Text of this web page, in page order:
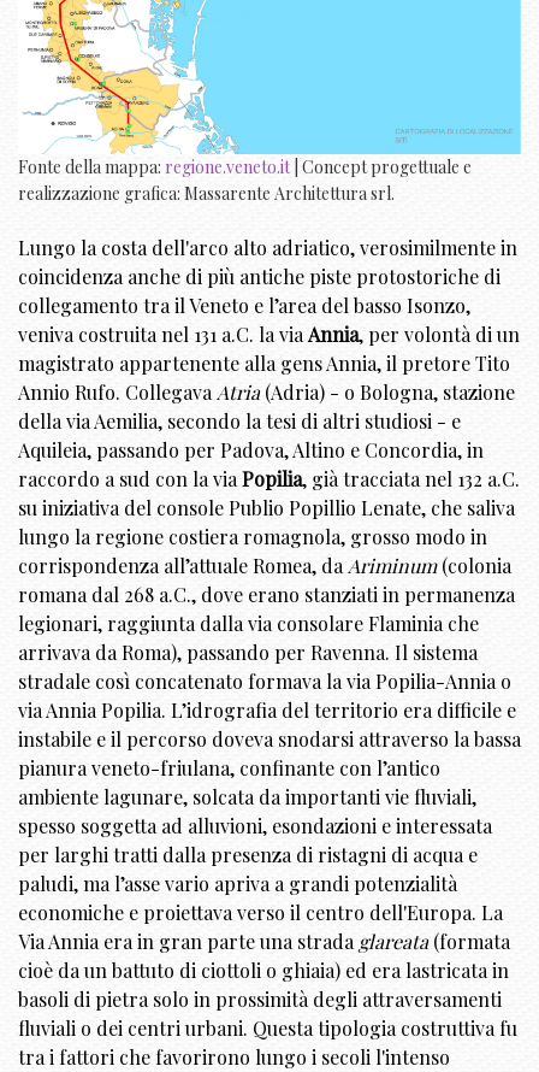
Fonte della mappa: regione.veneto.it| Concept progettuale e
realizzazione grafica: Massarente Architettura srl.
Lungo la costa dell'arco alto adriatico, verosimilmente in
coincidenza anche di più antiche piste protostoriche di
collegamento tra il Veneto e l’area del basso Isonzo,
veniva costruita nel 131 a.C. la viaAnnia, per volontà di un
magistrato appartenente alla gens Annia, il pretore Tito
Annio Rufo. CollegavaAtria(Adria) - o Bologna, stazione
della via Aemilia, secondo la tesi di altri studiosi - e
Aquileia, passando per Padova, Altino e Concordia, in
raccordo a sud con la viaPopilia, già tracciata nel 132 a.C.
su iniziativa del console Publio Popillio Lenate, che saliva
lungo la regione costiera romagnola, grosso modo in
corrispondenza all’attuale Romea, daAriminum(colonia
romana dal 268 a.C., dove erano stanziati in permanenza
legionari, raggiunta dalla via consolare Flaminia che
arrivava da Roma), passando per Ravenna. Il sistema
stradale così concatenato formava la via Popilia-Annia o
via Annia Popilia. L’idrografia del territorio era difficile e
instabile e il percorso doveva snodarsi attraverso la bassa
pianura veneto-friulana, confinante con l’antico
ambiente lagunare, solcata da importanti vie fluviali,
spesso soggetta ad alluvioni, esondazioni e interessata
per larghi tratti dalla presenza di ristagni di acqua e
paludi, ma l’asse vario apriva a grandi potenzialità
economiche e proiettava verso il centro dell'Europa. La
Via Annia era in gran parte una stradaglareata(formata
cioè da un battuto di ciottoli o ghiaia) ed era lastricata in
basoli di pietra solo in prossimità degli attraversamenti
fluviali o dei centri urbani. Questa tipologia costruttiva fu
tra i fattori che favorirono lungo i secoli l'intenso